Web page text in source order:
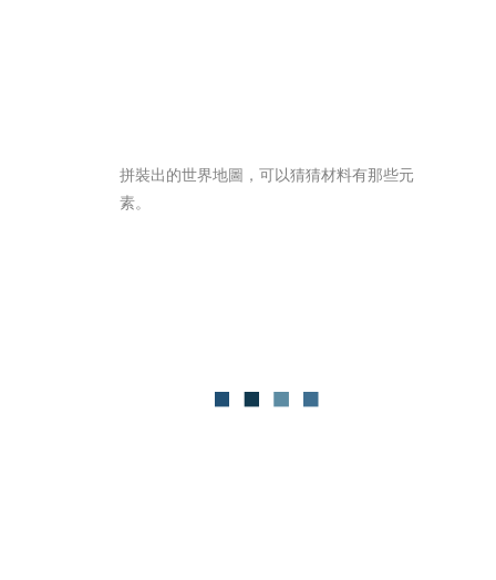
拼裝出的世界地圖，可以猜猜材料有那些元
素。